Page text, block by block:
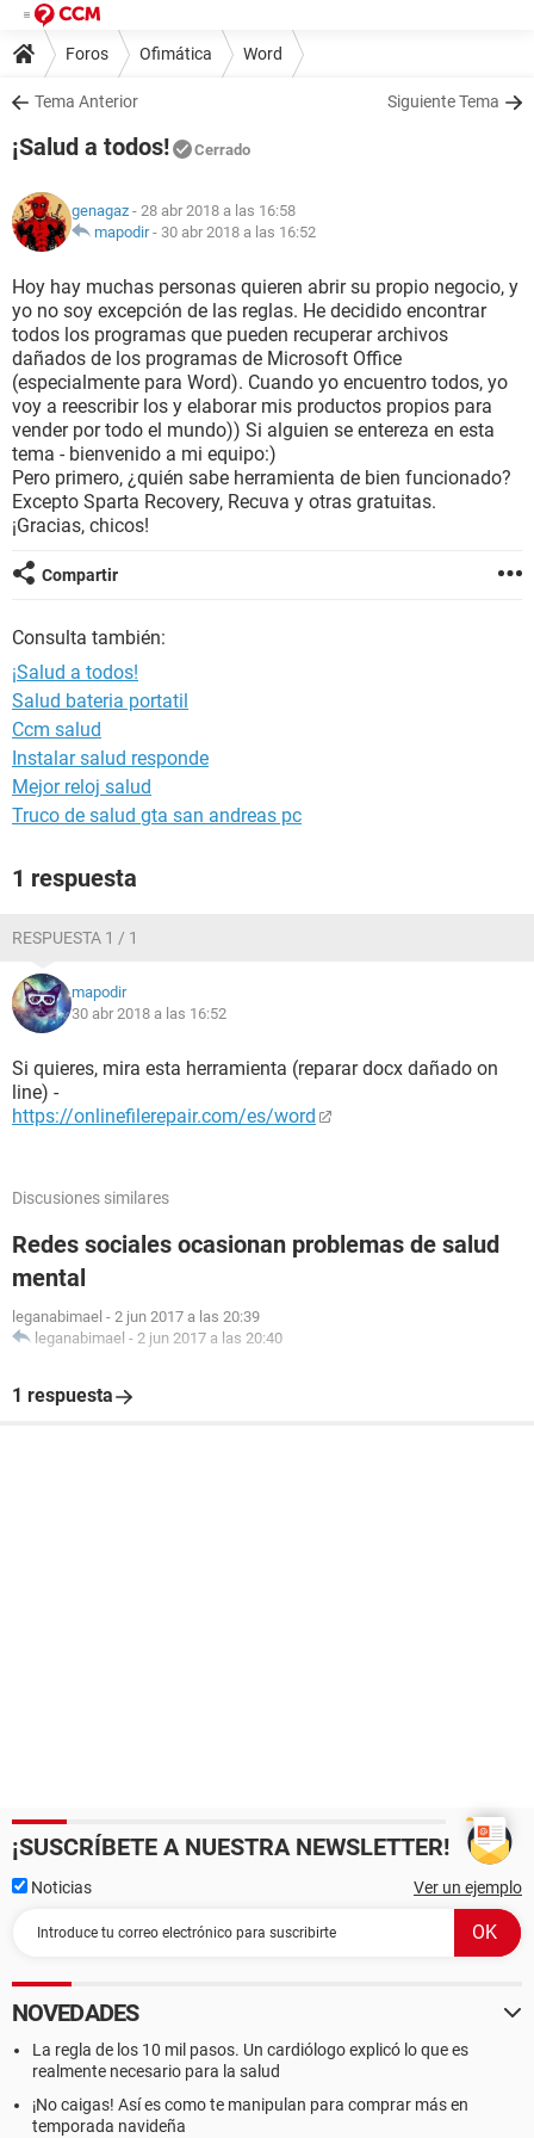
Foros Ofimática Word
Tema Anterior Siguiente Tema
¡Salud a todos! Cerrado
genagaz - 28 abr 2018 a las 16:58
mapodir- 30 abr 2018 a las 16:52
Hoy hay muchas personas quieren abrir su propio negocio, y
yo no soy excepción de las reglas. He decidido encontrar
todos los programas que pueden recuperar archivos
dañados de los programas de Microsoft Office
(especialmente para Word). Cuando yo encuentro todos, yo
voy a reescribir los y elaborar mis productos propios para
vender por todo el mundo)) Si alguien se entereza en esta
tema - bienvenido a mi equipo:)
Pero primero, ¿quién sabe herramienta de bien funcionado?
Excepto Sparta Recovery, Recuva y otras gratuitas.
¡Gracias, chicos!
Compartir
Consulta también:
¡Salud a todos!
Salud bateria portatil
Ccm salud
Instalar salud responde
Mejor reloj salud
Truco de salud gta san andreas pc
1 respuesta
RESPUESTA 1 / 1
mapodir
30 abr 2018 a las 16:52
Si quieres, mira esta herramienta (reparar docx dañado on
line) -
https://onlinefilerepair.com/es/word
Discusiones similares
Redes sociales ocasionan problemas de salud
mental
leganabimael - 2 jun 2017 a las 20:39
leganabimael - 2 jun 2017 a las 20:40
1 respuesta
¡SUSCRÍBETE A NUESTRA NEWSLETTER!
Noticias Ver un ejemplo
NOVEDADES
La regla de los 10 mil pasos. Un cardiólogo explicó lo que es
realmente necesario para la salud
¡No caigas! Así es como te manipulan para comprar más en
temporada navideña